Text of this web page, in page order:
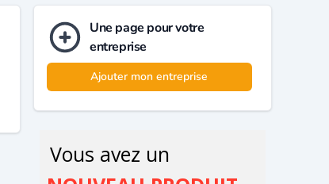
Une page pour votre
entreprise
Ajouter mon entreprise